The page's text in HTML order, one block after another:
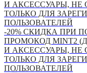
И АКСЕССУАРЫ,
ТОЛЬКО ДЛЯ
ПОЛЬЗОВАТЕЛЕЙ
-20% СКИДКА ПРИ
ПРОМОКОД MINT2
И АКСЕССУАРЫ,
ТОЛЬКО ДЛЯ
ПОЛЬЗОВАТЕЛЕЙ